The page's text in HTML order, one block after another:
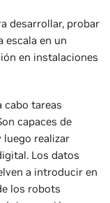
desarrollar, probar
escala en un
en instalaciones
cabo tareas
capaces de
realizar
Los datos
a introducir en
los robots